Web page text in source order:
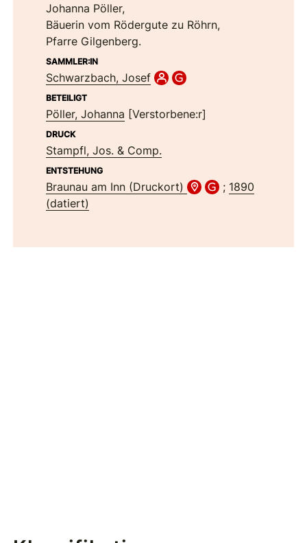
Johanna Pöller,
Bäuerin vom Rödergute zu Röhrn,
Pfarre Gilgenberg.
SAMMLER:IN
Schwarzbach, Josef
BETEILIGT
Pöller, Johanna [Verstorbene:r]
DRUCK
Stampfl, Jos. & Comp.
ENTSTEHUNG
Braunau am Inn (Druckort) ; 1890
(datiert)